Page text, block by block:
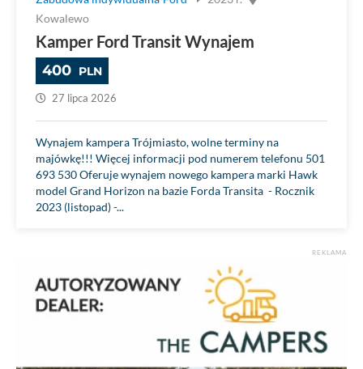
Kowalewo
Kamper Ford Transit Wynajem
400 PLN
27 lipca 2026
Wynajem kampera Trójmiasto, wolne terminy na
majówkę!!! Więcej informacji pod numerem telefonu 501
693 530 Oferuje wynajem nowego kampera marki Hawk
model Grand Horizon na bazie Forda Transita - Rocznik
2023 (listopad) -...
REKLAMA